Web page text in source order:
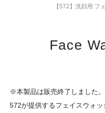
【572】洗顔用 フ
Face
※本製品は販売終了しました。
572が提供するフェイスウォ